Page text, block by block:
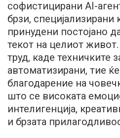
софистицирани AI-
брзи, специјализирани
принудени постојано
текот на целиот
труд, каде техничките
автоматизирани, тие
благодарение на
што се високата
интелигенција,
и брзата